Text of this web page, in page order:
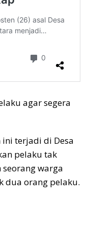
agar segera
ini terjadi di Desa
pelaku tak
warga
dua orang pelaku.